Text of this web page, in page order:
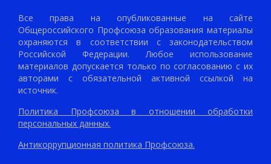
Все права на опубликованные на сайте
Общероссийского Профсоюза образования материалы
охраняются в соответствии с законодательством
Российской Федерации. Любое использование
материалов допускается только по согласованию с их
авторами с обязательной активной ссылкой на
источник.
Политика Профсоюза в отношении обработки
персональных данных.
Антикоррупционная политика Профсоюза.